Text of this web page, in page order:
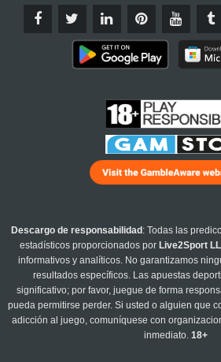
Descargo de responsabilidad : Todas las
estadísticos proporcionados por Live2Sport
informativos y analíticos. No garantizamos
resultados específicos. Las apuestas
significativo; por favor, juegue de forma
pueda permitirse perder. Si usted o alguien que
adicción al juego, comuníquese con
inmediato.18+